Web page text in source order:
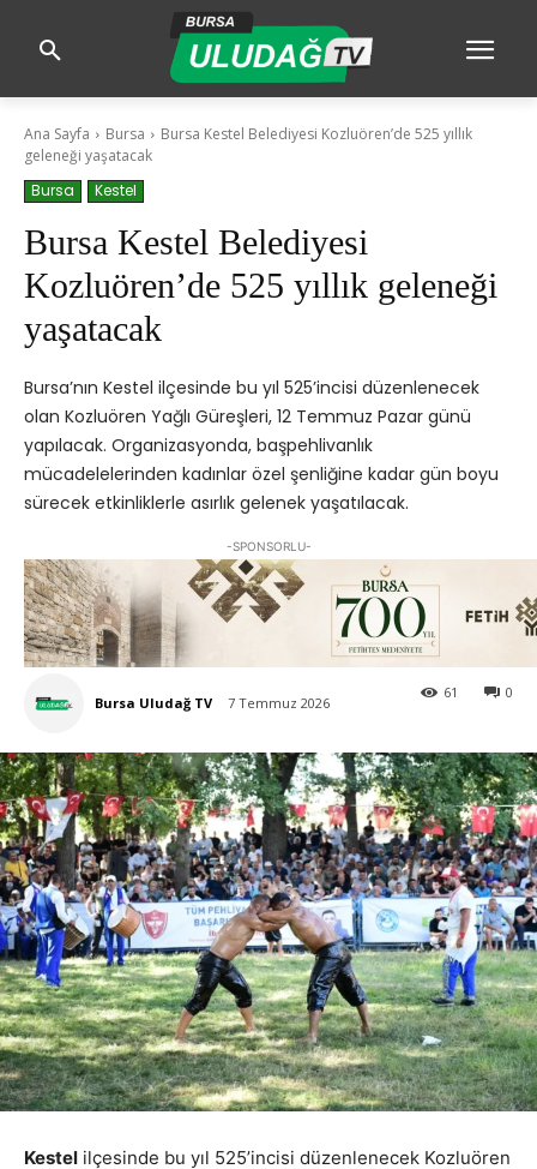
Ana Sayfa Bursa
Bursa Kestel Belediyesi Kozluören’de 525 yıllık
geleneği yaşatacak
Bursa
Kestel
Bursa Kestel Belediyesi
Kozluören’de 525 yıllık geleneği
yaşatacak
Bursa’nın Kestel ilçesinde bu yıl 525’incisi düzenlenecek
olan Kozluören Yağlı Güreşleri, 12 Temmuz Pazar günü
yapılacak. Organizasyonda, başpehlivanlık
mücadelelerinden kadınlar özel şenliğine kadar gün boyu
sürecek etkinliklerle asırlık gelenek yaşatılacak.
-SPONSORLU-
Bursa Uludağ TV 7 Temmuz 2026
0
61
Kestel ilçesinde bu yıl 525’incisi düzenlenecek Kozluören